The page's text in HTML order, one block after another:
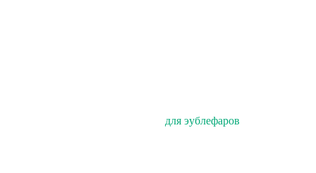
для эублефаров